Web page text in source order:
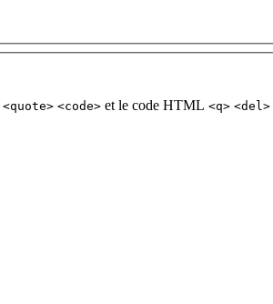
<quote> <code> et le code HTML <q> <del>